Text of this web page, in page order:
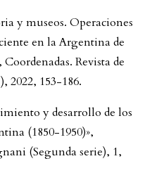
y museos. Operaciones
en la Argentina de
Revista de
2022, 153-186.
y desarrollo de los
(1850-1950)»,
(Segunda serie), 1,